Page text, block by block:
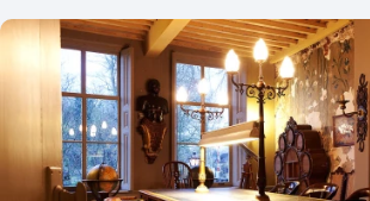
Buitenlocatie
Duurzame locatie
Groene locatie
Heisessie
Hotel